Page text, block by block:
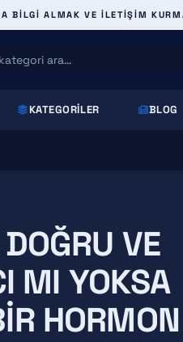
BILGI ALMAK VE ILETIŞIM
KATEGORILER BLOG
VE
MI YOKSA